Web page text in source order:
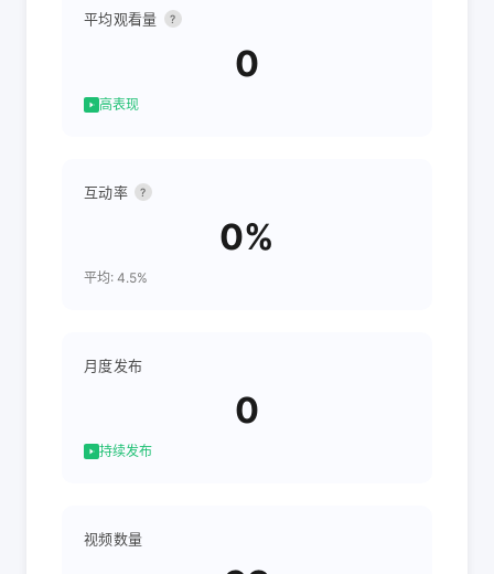
平均观看量 ?
0
高表现
互动率 ?
0%
平均: 4.5%
月度发布
0
持续发布
视频数量